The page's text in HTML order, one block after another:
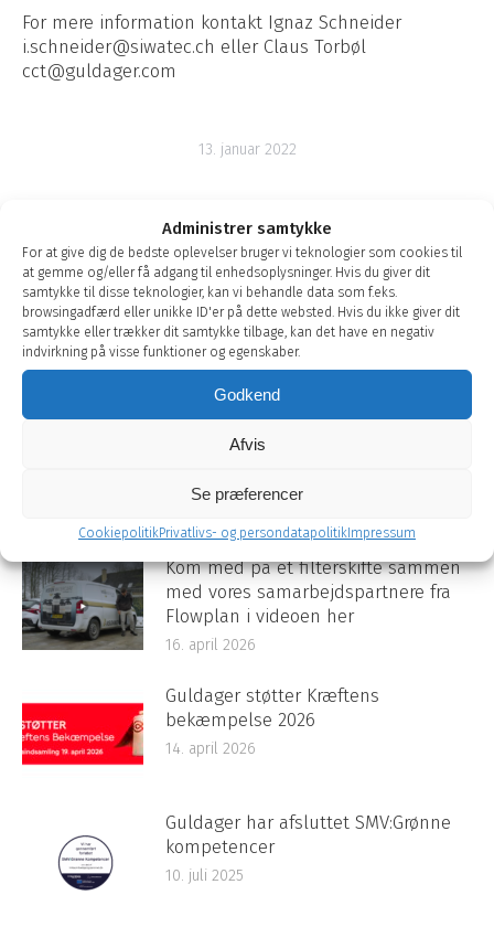
Administrer samtykke
For at give dig de bedste oplevelser bruger vi teknologier som cookies til
at gemme og/eller få adgang til enhedsoplysninger. Hvis du giver dit
samtykke til disse teknologier, kan vi behandle data som f.eks.
browsingadfærd eller unikke ID'er på dette websted. Hvis du ikke giver dit
samtykke eller trækker dit samtykke tilbage, kan det have en negativ
indvirkning på visse funktioner og egenskaber.
Godkend
Afvis
Se præferencer
CookiepolitikPrivatlivs- og persondatapolitik Impressum
For mere information kontakt Ignaz Schneider
i.schneider@siwatec.ch eller Claus Torbøl
cct@guldager.com
13. januar 2022
Post
navigation
FORRIGE
Previous
post:
Guldager overtager Stutz GmbH
NÆSTE
post:
Sustainability Report 2021
Andre nyheder
Kom med på et filterskifte sammen
med vores samarbejdspartnere fra
Flowplan i videoen her
16. april 2026
Guldager støtter Kræftens
bekæmpelse 2026
14. april 2026
Guldager har afsluttet SMV:Grønne
kompetencer
10. juli 2025